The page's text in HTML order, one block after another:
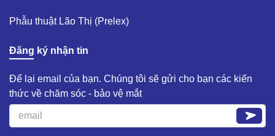
Phẫu thuật Lão Thị (Prelex)​
Đăng ký nhận tin
Để lại email của bạn. Chúng tôi sẽ gửi cho bạn các kiến
thức về chăm sóc - bảo vệ mắt